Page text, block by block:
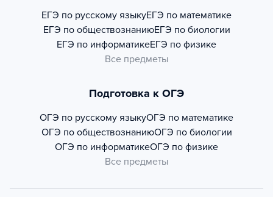
ЕГЭ по русскому языкуЕГЭ по математике
ЕГЭ по обществознаниюЕГЭ по биологии
ЕГЭ по информатикеЕГЭ по физике
Все предметы
Подготовка к ОГЭ
ОГЭ по русскому языкуОГЭ по математике
ОГЭ по обществознаниюОГЭ по биологии
ОГЭ по информатикеОГЭ по физике
Все предметы